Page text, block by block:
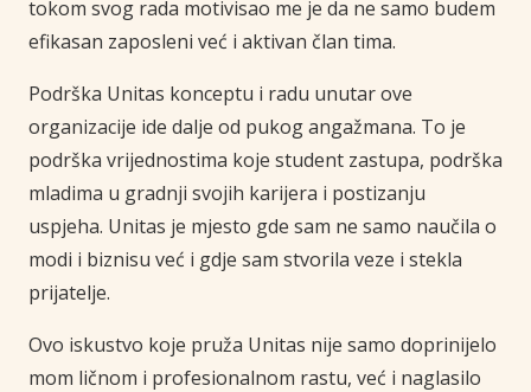
tokom svog rada motivisao me je da ne samo budem
efikasan zaposleni već i aktivan član tima.
Podrška Unitas konceptu i radu unutar ove
organizacije ide dalje od pukog angažmana. To je
podrška vrijednostima koje student zastupa, podrška
mladima u gradnji svojih karijera i postizanju
uspjeha. Unitas je mjesto gde sam ne samo naučila o
modi i biznisu već i gdje sam stvorila veze i stekla
prijatelje.
Ovo iskustvo koje pruža Unitas nije samo doprinijelo
mom ličnom i profesionalnom rastu, već i naglasilo